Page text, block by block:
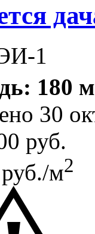
1
180 м
30
руб.
м2